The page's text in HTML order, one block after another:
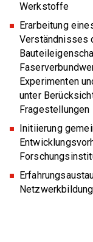
Alle
Kongress /
DKG
Ausschuss
Messe
Mitglieder
PERSÖNLICHE
DER KERAMISCHE
Jobs &
JOBS
Aktuelle
Marktplatz
Werkstoffe
Erarbeitung
Verständnisses
Experimenten
unter
Fragestellungen
Initiierung
Netzwerkbildung